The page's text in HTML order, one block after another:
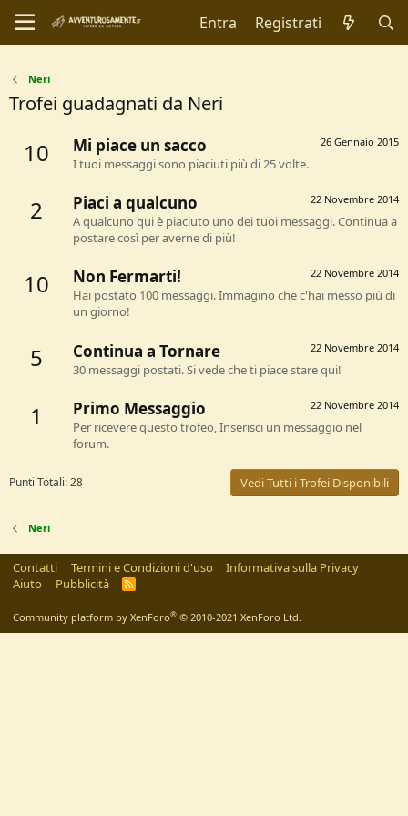
Entra Registrati
Neri
Trofei guadagnati da Neri
10 26 Gennaio 2015
Mi piace un sacco
I tuoi messaggi sono piaciuti più di 25 volte.
2 22 Novembre 2014
Piaci a qualcuno
A qualcuno qui è piaciuto uno dei tuoi messaggi. Continua a
postare così per averne di più!
10 22 Novembre 2014
Non Fermarti!
Hai postato 100 messaggi. Immagino che c'hai messo più di
un giorno!
5 22 Novembre 2014
Continua a Tornare
30 messaggi postati. Si vede che ti piace stare qui!
1 22 Novembre 2014
Primo Messaggio
Per ricevere questo trofeo, Inserisci un messaggio nel
forum.
Punti Totali: 28 Vedi Tutti i Trofei Disponibili
Neri
Contatti Termini e Condizioni d'uso
Informativa sulla Privacy
Aiuto
Pubblicità
R
S
Community platform by XenForo® © 2010-2021 XenForo Ltd.